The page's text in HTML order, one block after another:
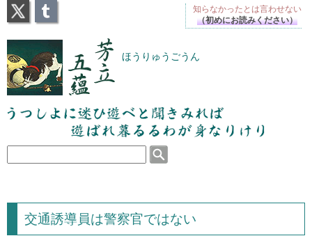
芳立五蘊 ほうりゅうごうん
うつしよに迷ひ遊べと聞きみれば遊ばれ暮るるわが
身なりけり
交通誘導員は警察官ではない
知らなかったとは言わせない
（初めにお読みください）
X Tumblr